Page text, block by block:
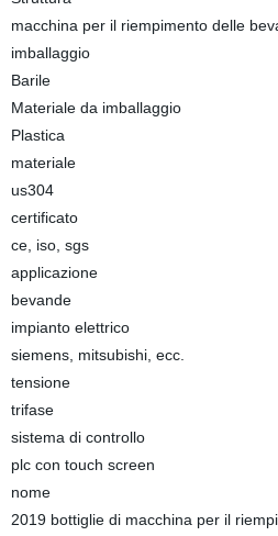
macchina per il riempimento delle
imballaggio
Barile
Materiale da imballaggio
Plastica
materiale
us304
certificato
ce, iso, sgs
applicazione
bevande
impianto elettrico
siemens, mitsubishi, ecc.
tensione
trifase
sistema di controllo
plc con touch screen
nome
2019 bottiglie di macchina per il